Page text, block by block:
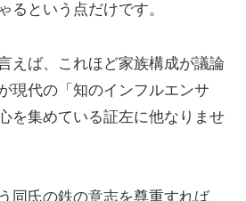
るという点だけです。
えば、これほど家族構成が議論
現代の「知のインフルエンサ
を集めている証左に他なりませ
同氏の鉄の意志を尊重すれば、